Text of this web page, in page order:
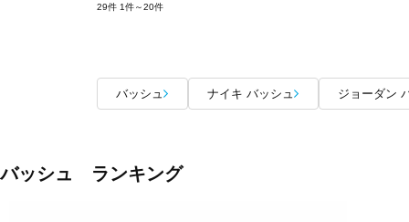
29件 1件～20件
バッシュ ナイキ バッシュ ジョーダン
バッシュ ランキング